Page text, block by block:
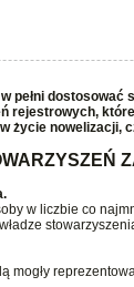
pełni
rejestrowych,
życie nowelizacji,
w liczbie co